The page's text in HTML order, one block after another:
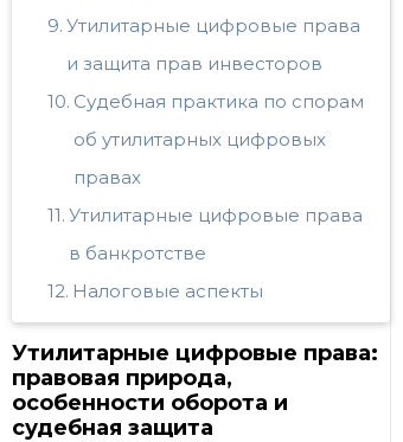
Утилитарные цифровые права
и защита прав инвесторов
Судебная практика по спорам
об утилитарных цифровых
правах
Утилитарные цифровые права
в банкротстве
Налоговые аспекты
Утилитарные цифровые права:
правовая природа,
особенности оборота и
судебная защита